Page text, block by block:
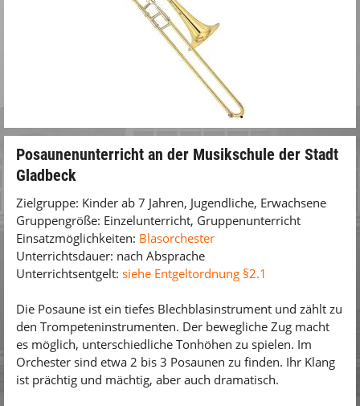
Posaunenunterricht an der Musikschule der Stadt
Gladbeck
Zielgruppe: Kinder ab 7 Jahren, Jugendliche, Erwachsene
Gruppengröße: Einzelunterricht, Gruppenunterricht
Einsatzmöglichkeiten: Blasorchester
Unterrichtsdauer: nach Absprache
Unterrichtsentgelt: siehe Entgeltordnung §2.1
Die Posaune ist ein tiefes Blechblasinstrument und zählt zu
den Trompeteninstrumenten. Der bewegliche Zug macht
es möglich, unterschiedliche Tonhöhen zu spielen. Im
Orchester sind etwa 2 bis 3 Posaunen zu finden. Ihr Klang
ist prächtig und mächtig, aber auch dramatisch.